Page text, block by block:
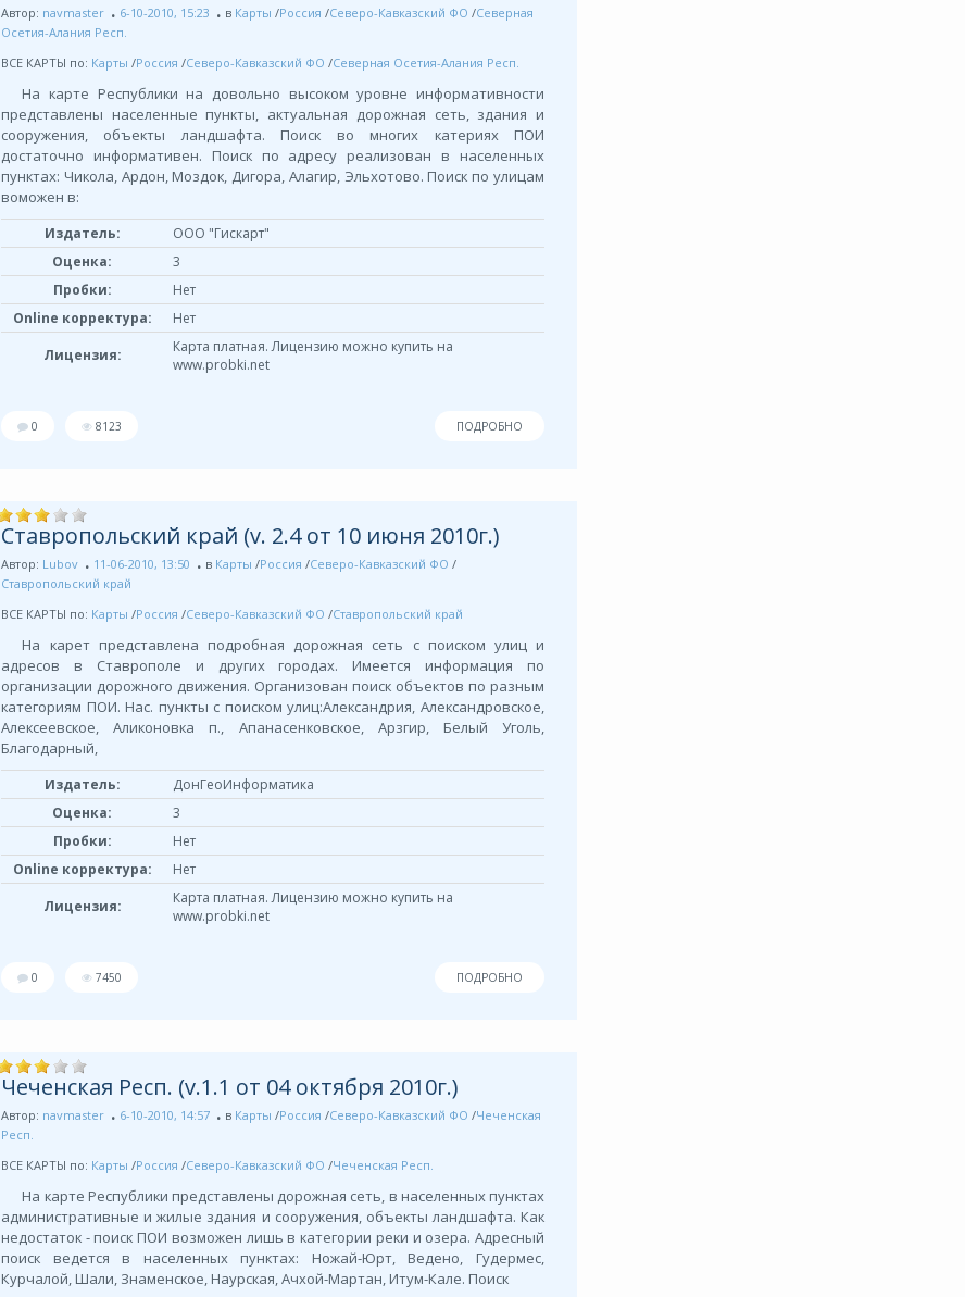
Автор: navmaster 6-10-2010, 15:23 в Карты /Россия /Северо-Кавказский ФО /Северная
Осетия-Алания Респ.
ВСЕ КАРТЫ по: Карты /Россия /Северо-Кавказский ФО /Северная Осетия-Алания Респ.
На карте Республики на довольно высоком уровне информативности
представлены населенные пункты, актуальная дорожная сеть, здания и
сооружения, объекты ландшафта. Поиск во многих катериях ПОИ
достаточно информативен. Поиск по адресу реализован в населенных
пунктах: Чикола, Ардон, Моздок, Дигора, Алагир, Эльхотово. Поиск по улицам
воможен в:
Издатель:
ООО "Гискарт"
Оценка:
3
Пробки:
Нет
Online корректура:
Нет
Лицензия:
Карта платная. Лицензию можно купить на
www.probki.net
0 8123 ПОДРОБНО
Ставропольский край (v. 2.4 от 10 июня 2010г.)
Автор: Lubov 11-06-2010, 13:50 в Карты /Россия /Северо-Кавказский ФО /
Ставропольский край
ВСЕ КАРТЫ по: Карты /Россия /Северо-Кавказский ФО /Ставропольский край
На карет представлена подробная дорожная сеть с поиском улиц и
адресов в Ставрополе и других городах. Имеется информация по
организации дорожного движения. Организован поиск объектов по разным
категориям ПОИ. Нас. пункты с поиском улиц:Александрия, Александровское,
Алексеевское, Аликоновка п., Апанасенковское, Арзгир, Белый Уголь,
Благодарный,
Издатель:
ДонГеоИнформатика
Оценка:
3
Пробки:
Нет
Online корректура:
Нет
Лицензия:
Карта платная. Лицензию можно купить на
www.probki.net
0 7450 ПОДРОБНО
Чеченская Респ. (v.1.1 от 04 октября 2010г.)
Автор: navmaster 6-10-2010, 14:57 в Карты /Россия /Северо-Кавказский ФО /Чеченская
Респ.
ВСЕ КАРТЫ по: Карты /Россия /Северо-Кавказский ФО /Чеченская Респ.
На карте Республики представлены дорожная сеть, в населенных пунктах
административные и жилые здания и сооружения, объекты ландшафта. Как
недостаток - поиск ПОИ возможен лишь в категории реки и озера. Адресный
поиск ведется в населенных пунктах: Ножай-Юрт, Ведено, Гудермес,
Курчалой, Шали, Знаменское, Наурская, Ачхой-Мартан, Итум-Кале. Поиск